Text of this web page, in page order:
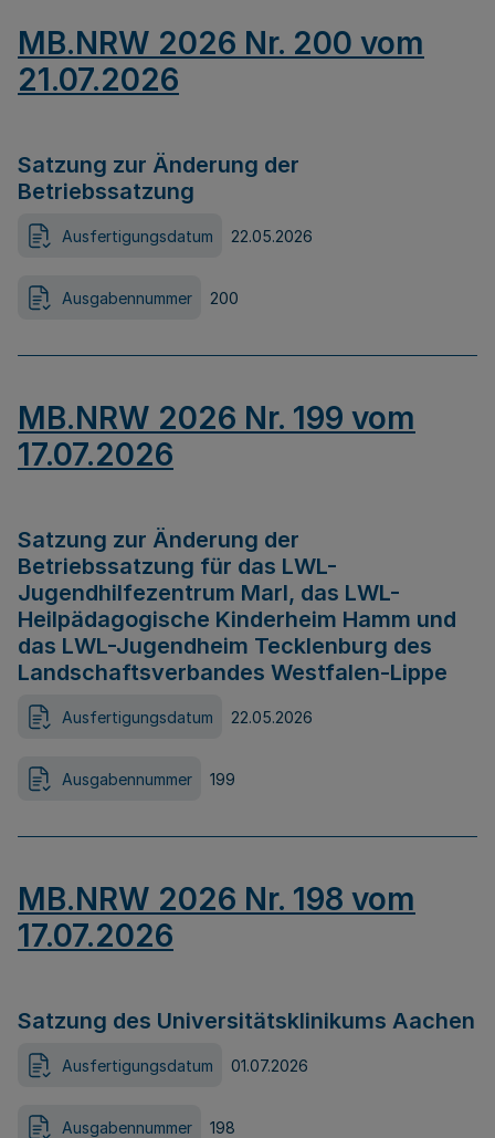
MB.NRW 2026 Nr. 200 vom
21.07.2026
Satzung zur Änderung der
Betriebssatzung
Ausfertigungsdatum 22.05.2026
Ausgabennummer 200
MB.NRW 2026 Nr. 199 vom
17.07.2026
Satzung zur Änderung der
Betriebssatzung für das LWL-
Jugendhilfezentrum Marl, das LWL-
Heilpädagogische Kinderheim Hamm und
das LWL-Jugendheim Tecklenburg des
Landschaftsverbandes Westfalen-Lippe
Ausfertigungsdatum 22.05.2026
Ausgabennummer 199
MB.NRW 2026 Nr. 198 vom
17.07.2026
Satzung des Universitätsklinikums Aachen
Ausfertigungsdatum 01.07.2026
Ausgabennummer 198